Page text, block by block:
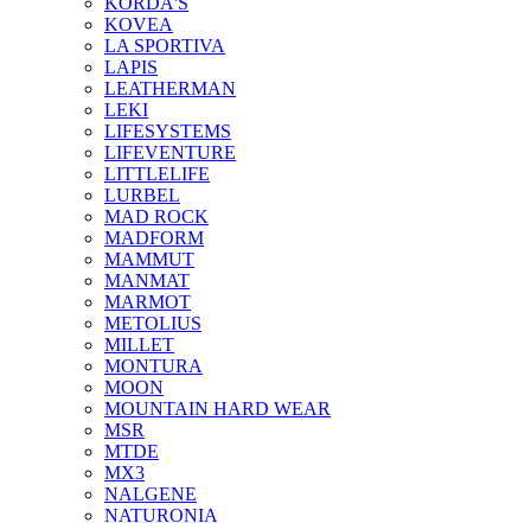
KOVEA
LA SPORTIVA
LAPIS
LEATHERMAN
LEKI
LIFESYSTEMS
LIFEVENTURE
LITTLELIFE
LURBEL
MAD ROCK
MADFORM
MAMMUT
MANMAT
MARMOT
METOLIUS
MILLET
MONTURA
MOON
MOUNTAIN HARD WEAR
MSR
MTDE
MX3
NALGENE
NATURONIA